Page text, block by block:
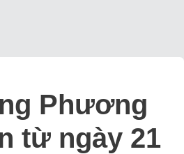
Phương
từ ngày 21